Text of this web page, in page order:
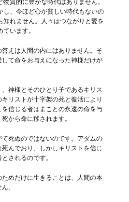
物質的に豊かな時代はありません。
し、今ほど心が貧しい時代もないの
知れません。人々はつながりと愛を
ています。
えは人間の内にはありません。そ
て命をお与えになった神様だけが
神様とそのひとり子であるキリス
リストが十字架の死と復活により
信じる者はまことの永遠の命を与
から命に移されます。
死ぬのではないのです。アダムの
んでおり、しかしキリストを信じ
されるのです。
めだけに生きることは、人間の本
。